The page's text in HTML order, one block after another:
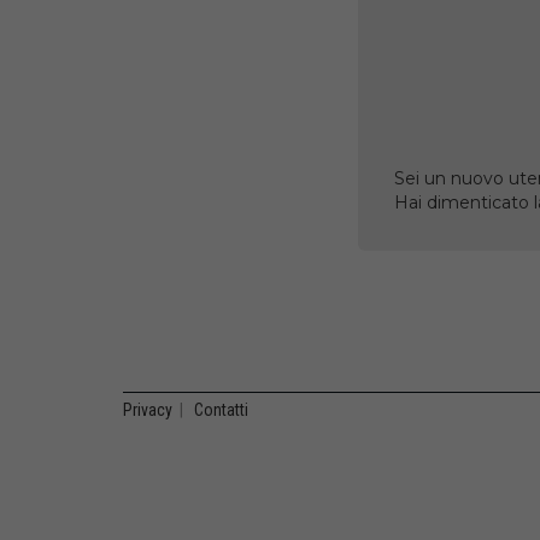
Sei un nuovo
Hai dimenticato
Privacy Contatti